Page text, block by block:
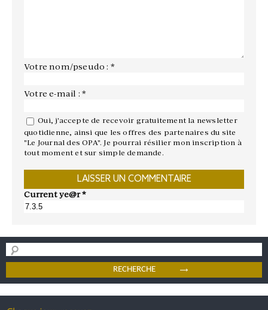
Votre nom/pseudo : *
Votre e-mail : *
Oui, j'accepte de recevoir gratuitement la newsletter
quotidienne, ainsi que les offres des partenaires du site
"Le Journal des OPA". Je pourrai résilier mon inscription à
tout moment et sur simple demande.
Current ye@r*